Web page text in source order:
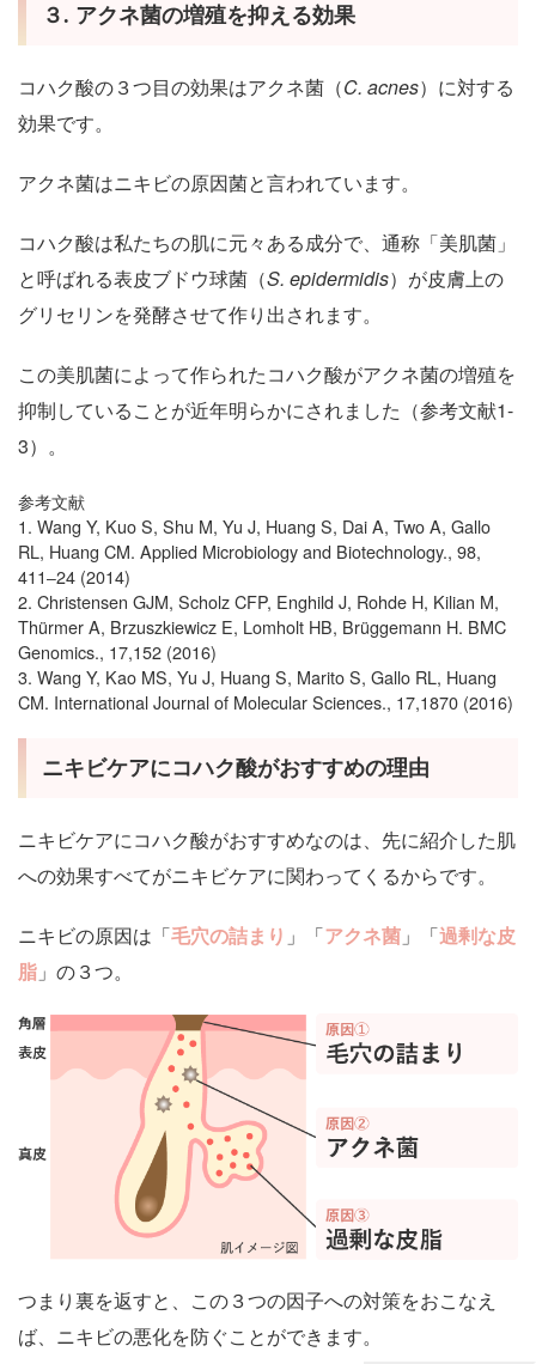
３. アクネ菌の増殖を抑える効果
コハク酸の３つ目の効果はアクネ菌（C. acnes）に対する
効果です。
アクネ菌はニキビの原因菌と言われています。
コハク酸は私たちの肌に元々ある成分で、通称「美肌菌」
と呼ばれる表皮ブドウ球菌（S. epidermidis）が皮膚上の
グリセリンを発酵させて作り出されます。
この美肌菌によって作られたコハク酸がアクネ菌の増殖を
抑制していることが近年明らかにされました（参考文献1-
3）。
参考文献
1. Wang Y, Kuo S, Shu M, Yu J, Huang S, Dai A, Two A, Gallo
RL, Huang CM. Applied Microbiology and Biotechnology., 98,
411‒24 (2014)
2. Christensen GJM, Scholz CFP, Enghild J, Rohde H, Kilian M,
Thürmer A, Brzuszkiewicz E, Lomholt HB, Brüggemann H. BMC
Genomics., 17,152 (2016)
3. Wang Y, Kao MS, Yu J, Huang S, Marito S, Gallo RL, Huang
CM. International Journal of Molecular Sciences., 17,1870 (2016)
ニキビケアにコハク酸がおすすめの理由
ニキビケアにコハク酸がおすすめなのは、先に紹介した肌
への効果すべてがニキビケアに関わってくるからです。
ニキビの原因は「毛穴の詰まり 」「アクネ菌 」「過剰な皮
脂 」の３つ。
つまり裏を返すと、この３つの因子への対策をおこなえ
ば、ニキビの悪化を防ぐことができます。